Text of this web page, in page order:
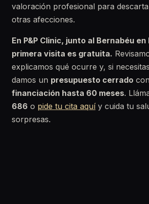
valoración profesional para
otras afecciones.
En P&P Clinic, junto al Bernabéu
primera visita es gratuita.
explicamos qué ocurre y, si
damos un presupuesto cerrado
financiación hasta 60 meses.
686 o pide tu cita aquíy cuida tu
sorpresas.